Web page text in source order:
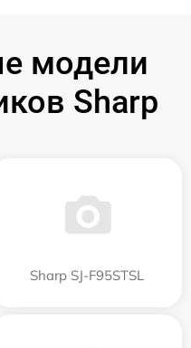
модели
Sharp
Sharp SJ-F95STSL